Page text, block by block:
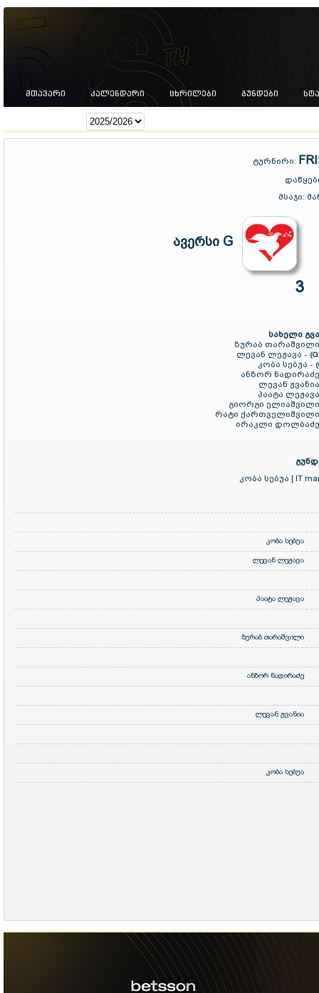
ᲛᲗᲐᲕᲐᲠᲘ ᲙᲐᲚᲔᲜᲓᲐᲠᲘ ᲪᲮᲠᲘᲚᲔᲑᲘ ᲒᲣᲜᲓᲔᲑᲘ
ტურნირი:
მსაჯი:
ავერსი G
3
სახელი
ზურაბ
ლევან ლეჟავა -
კობა სებუა -
ანზორ
ლევან
პაატა
გიორგი
რატი
ირაკლი
კობა სებუა [ IT
კობა სებუა
ლევან ლეჟავა
პაატა ლეჟავა
ზურაბ თარაშვილი
ანზორ ნადირაძე
ლევან ჟვანია
კობა სებუა